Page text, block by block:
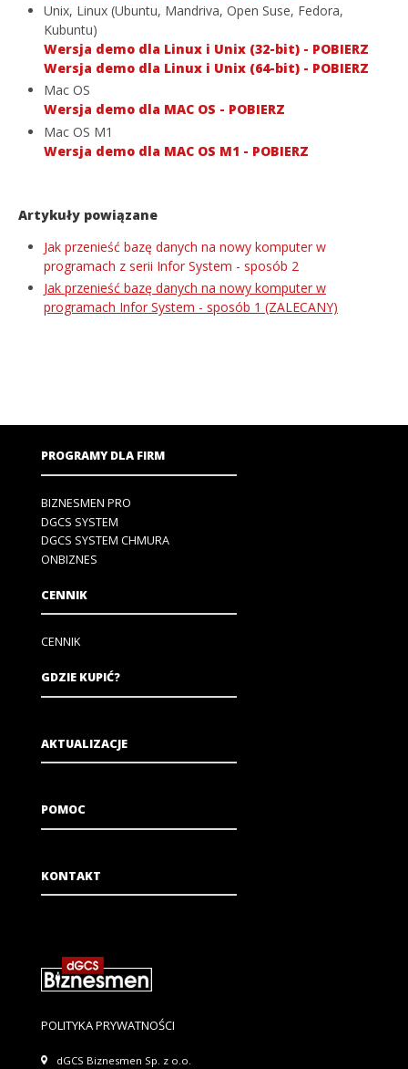
Unix, Linux (Ubuntu, Mandriva, Open Suse, Fedora,
Kubuntu)
Wersja demo dla Linux i Unix (32-bit) - POBIERZ
Wersja demo dla Linux i Unix (64-bit) - POBIERZ
Mac OS
Wersja demo dla MAC OS - POBIERZ
Mac OS M1
Wersja demo dla MAC OS M1 - POBIERZ
Artykuły powiązane
Jak przenieść bazę danych na nowy komputer w
programach z serii Infor System - sposób 2
Jak przenieść bazę danych na nowy komputer w
programach Infor System - sposób 1 (ZALECANY)
PROGRAMY DLA FIRM
BIZNESMEN PRO
DGCS SYSTEM
DGCS SYSTEM CHMURA
ONBIZNES
CENNIK
CENNIK
GDZIE KUPIĆ?
AKTUALIZACJE
POMOC
KONTAKT
POLITYKA PRYWATNOŚCI
dGCS Biznesmen Sp. z o.o.